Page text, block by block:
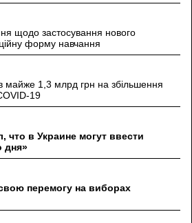
щодо застосування нового
форму навчання
майже 1,3 млрд грн на збільшення
19
что в Украине могут ввести
дня»
перемогу на виборах